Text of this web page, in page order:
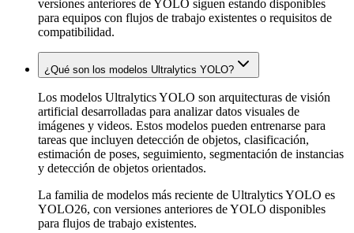
versiones anteriores de YOLO siguen estando disponibles
para equipos con flujos de trabajo existentes o requisitos de
compatibilidad.
¿Qué son los modelos Ultralytics YOLO?
Los modelos Ultralytics YOLO son arquitecturas de visión
artificial desarrolladas para analizar datos visuales de
imágenes y videos. Estos modelos pueden entrenarse para
tareas que incluyen detección de objetos, clasificación,
estimación de poses, seguimiento, segmentación de instancias
y detección de objetos orientados.
La familia de modelos más reciente de Ultralytics YOLO es
YOLO26, con versiones anteriores de YOLO disponibles
para flujos de trabajo existentes.